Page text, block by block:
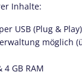
Inhalte:
USB (Plug & Play)
möglich
4 GB RAM